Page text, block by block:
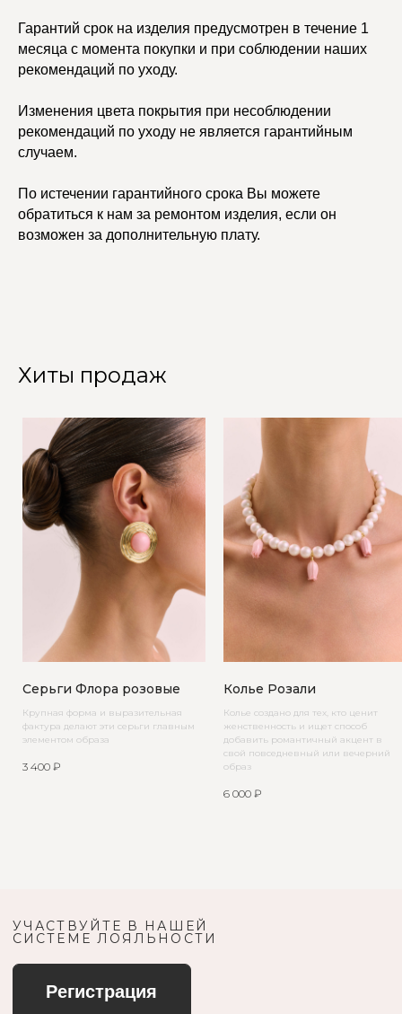
Гарантий срок на изделия предусмотрен в течение 1
месяца с момента покупки и при соблюдении наших
рекомендаций по уходу.
Изменения цвета покрытия при несоблюдении
рекомендаций по уходу не является гарантийным
случаем.
По истечении гарантийного срока Вы можете
обратиться к нам за ремонтом изделия, если он
возможен за дополнительную плату.
Хиты продаж
Серьги Флора розовые
Крупная форма и выразительная
фактура делают эти серьги главным
элементом образа
3 400 ₽
Колье Розали
Колье создано для тех, кто ценит
женственность и ищет способ
добавить романтичный акцент в
свой повседневный или вечерний
образ
6 000 ₽